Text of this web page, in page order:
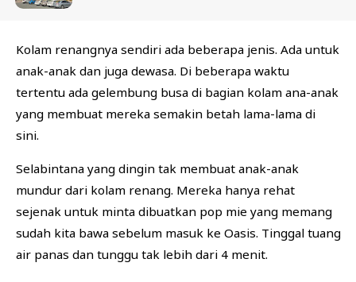
Kolam renangnya sendiri ada beberapa jenis. Ada untuk
anak-anak dan juga dewasa. Di beberapa waktu
tertentu ada gelembung busa di bagian kolam ana-anak
yang membuat mereka semakin betah lama-lama di
sini.
Selabintana yang dingin tak membuat anak-anak
mundur dari kolam renang. Mereka hanya rehat
sejenak untuk minta dibuatkan pop mie yang memang
sudah kita bawa sebelum masuk ke Oasis. Tinggal tuang
air panas dan tunggu tak lebih dari 4 menit.